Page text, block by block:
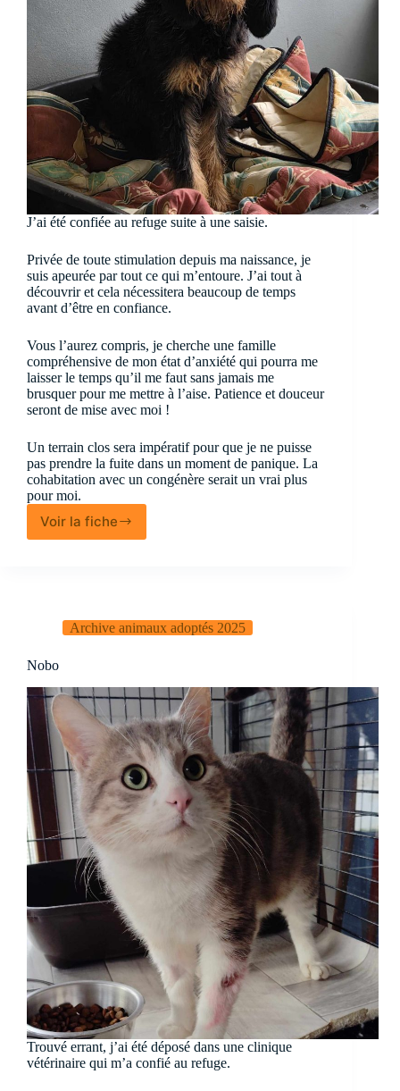
J’ai été confiée au refuge suite à une saisie.
Privée de toute stimulation depuis ma naissance, je
suis apeurée par tout ce qui m’entoure. J’ai tout à
découvrir et cela nécessitera beaucoup de temps
avant d’être en confiance.
Vous l’aurez compris, je cherche une famille
compréhensive de mon état d’anxiété qui pourra me
laisser le temps qu’il me faut sans jamais me
brusquer pour me mettre à l’aise. Patience et douceur
seront de mise avec moi !
Un terrain clos sera impératif pour que je ne puisse
pas prendre la fuite dans un moment de panique. La
cohabitation avec un congénère serait un vrai plus
pour moi.
Voir la fiche
Anna
Archive animaux adoptés 2025
Nobo
Trouvé errant, j’ai été déposé dans une clinique
vétérinaire qui m’a confié au refuge.